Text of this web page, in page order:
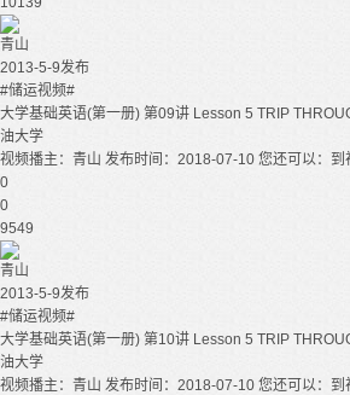
青山
2013-5-9发布
#储运视频#
大学基础英语(第一册) 第09讲 Lesson 5 TRIP
油大学
视频播主：青山 发布时间：2018-07-10 您还可以：到
0
0
9549
青山
2013-5-9发布
#储运视频#
大学基础英语(第一册) 第10讲 Lesson 5 TRIP
油大学
视频播主：青山 发布时间：2018-07-10 您还可以：到